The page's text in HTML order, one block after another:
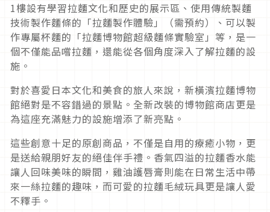
1樓設有學習拉麵文化和歷史的展示區、使用傳統製麵
技術製作麵條的「拉麵製作體驗」（需預約）、可以製
作專屬杯麵的「拉麵博物館超級麵條實驗室」等，是一
個不僅能品嚐拉麵，還能從各個角度深入了解拉麵的設
施。
對於喜愛日本文化和美食的旅人來說，新橫濱拉麵博物
館絕對是不容錯過的景點。全新改裝的博物館商店更是
為這座充滿魅力的設施增添了新亮點。
這些創意十足的原創商品，不僅是自用的療癒小物，更
是送給親朋好友的絕佳伴手禮。香氣四溢的拉麵香水能
讓人回味美味的瞬間，雞油護唇膏則能在日常生活中帶
來一絲拉麵的趣味，而可愛的拉麵毛絨玩具更是讓人愛
不釋手。